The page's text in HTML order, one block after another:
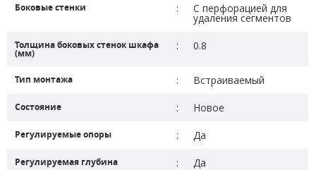
Боковые стенки : С перфорацией для
удаления сегментов
Толщина боковых стенок шкафа
(мм)
: 0.8
Тип монтажа : Встраиваемый
Состояние : Hовое
Регулируемые опоры : Да
Регулируемая глубина : Да